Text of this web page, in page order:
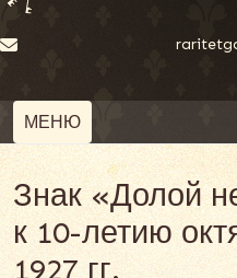
МЕНЮ
Знак «Долой
к 10-летию
1927 гг.